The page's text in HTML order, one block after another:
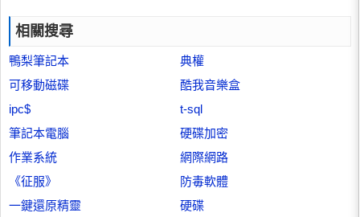
相關搜尋
鴨梨筆記本
典權
可移動磁碟
酷我音樂盒
ipc$
t-sql
筆記本電腦
硬碟加密
作業系統
網際網路
《征服》
防毒軟體
一鍵還原精靈
硬碟